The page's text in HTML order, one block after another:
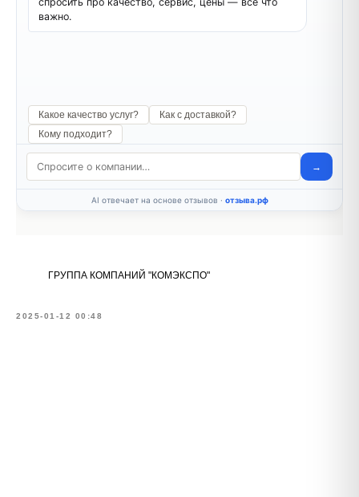
ГРУППА КОМПАНИЙ "КОМЭКСПО"
2025-01-12 00:48